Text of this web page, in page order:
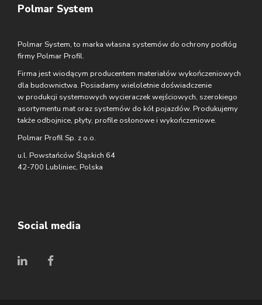
Polmar System
Polmar System, to marka własna systemów do ochrony podłóg
firmy Polmar Profil.
Firma jest wiodącym producentem materiałów wykończeniowych
dla budownictwa. Posiadamy wieloletnie doświadczenie
w produkcji systemowych wycieraczek wejściowych, szerokiego
asortymentu mat oraz systemów do kół pojazdów. Produkujemy
także odbojnice, płyty, profile osłonowe i wykończeniowe.
Polmar Profil Sp. z o.o.
u.l. Powstańców Śląskich 64
42-700 Lubliniec, Polska
Social media